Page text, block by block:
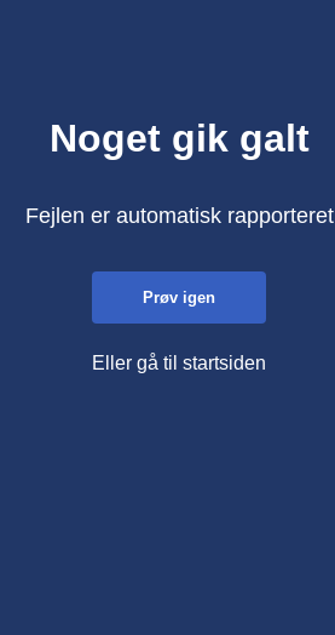
Noget gik galt
Fejlen er automatisk rapporteret
Prøv igen
Eller gå til startsiden